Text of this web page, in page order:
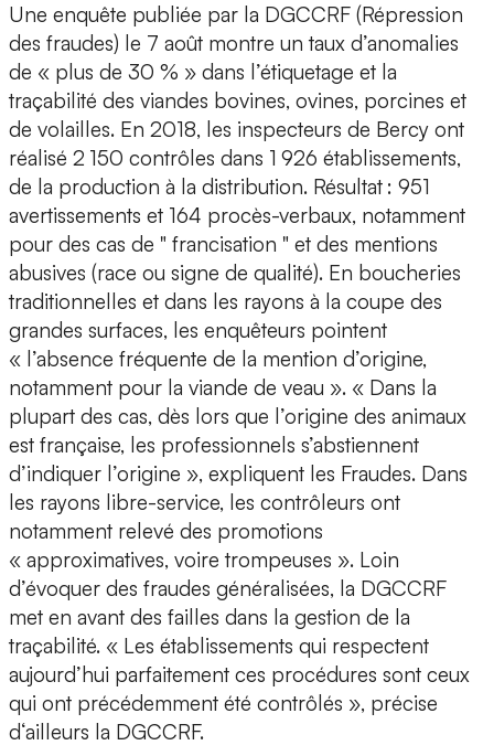
Une enquête publiée par la DGCCRF (Répression
des fraudes) le 7 août montre un taux d’anomalies
de « plus de 30 % » dans l’étiquetage et la
traçabilité des viandes bovines, ovines, porcines et
de volailles. En 2018, les inspecteurs de Bercy ont
réalisé 2 150 contrôles dans 1 926 établissements,
de la production à la distribution. Résultat : 951
avertissements et 164 procès-verbaux, notamment
pour des cas de " francisation " et des mentions
abusives (race ou signe de qualité). En boucheries
traditionnelles et dans les rayons à la coupe des
grandes surfaces, les enquêteurs pointent
« l’absence fréquente de la mention d’origine,
notamment pour la viande de veau ». « Dans la
plupart des cas, dès lors que l’origine des animaux
est française, les professionnels s’abstiennent
d’indiquer l’origine », expliquent les Fraudes. Dans
les rayons libre-service, les contrôleurs ont
notamment relevé des promotions
« approximatives, voire trompeuses ». Loin
d’évoquer des fraudes généralisées, la DGCCRF
met en avant des failles dans la gestion de la
traçabilité. « Les établissements qui respectent
aujourd’hui parfaitement ces procédures sont ceux
qui ont précédemment été contrôlés », précise
d‘ailleurs la DGCCRF.